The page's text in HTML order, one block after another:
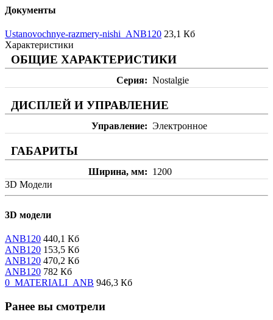
Документы
Ustanovochnye-razmery-nishi_ANB120 23,1 Кб
Характеристики
ОБЩИЕ ХАРАКТЕРИСТИКИ
Серия Nostalgie
ДИСПЛЕЙ И УПРАВЛЕНИЕ
Управление Электронное
ГАБАРИТЫ
Ширина, мм
1200
3D Модели
3D модели
ANB120 440,1 Кб
ANB120 153,5 Кб
ANB120 470,2 Кб
ANB120 782 Кб
0_MATERIALI_ANB 946,3 Кб
Ранее вы смотрели